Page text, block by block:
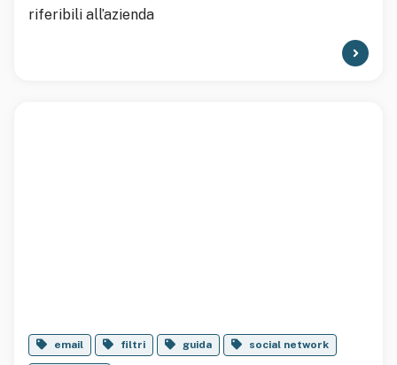
riferibili all’azienda
email filtri guida social network